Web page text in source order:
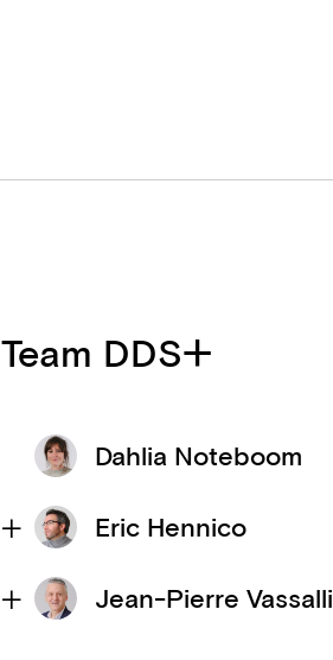
Team DDS+
Dahlia Noteboom
Eric Hennico
Jean-Pierre Vassalli